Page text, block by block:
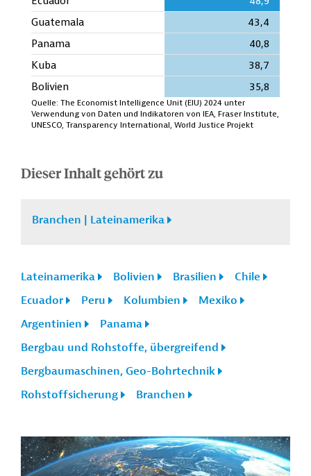
Dieser Inhalt gehört zu
Branchen | Lateinamerika
Lateinamerika Bolivien Brasilien
Chile
Ecuador
Peru Kolumbien
Mexiko
Argentinien
Panama
Bergbau und Rohstoffe, übergreifend
Bergbaumaschinen, Geo-Bohrtechnik
Rohstoffsicherung
Branchen